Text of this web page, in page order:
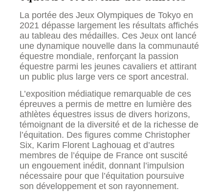
La portée des Jeux Olympiques de Tokyo en
2021 dépasse largement les résultats affichés
au tableau des médailles. Ces Jeux ont lancé
une dynamique nouvelle dans la communauté
équestre mondiale, renforçant la passion
équestre parmi les jeunes cavaliers et attirant
un public plus large vers ce sport ancestral.
L’exposition médiatique remarquable de ces
épreuves a permis de mettre en lumière des
athlètes équestres issus de divers horizons,
témoignant de la diversité et de la richesse de
l’équitation. Des figures comme Christopher
Six, Karim Florent Laghouag et d’autres
membres de l’équipe de France ont suscité
un engouement inédit, donnant l’impulsion
nécessaire pour que l’équitation poursuive
son développement et son rayonnement.